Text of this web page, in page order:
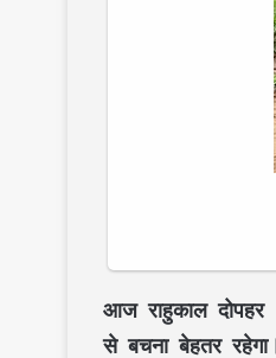
आजराहुकाल
से बचना बेहतर